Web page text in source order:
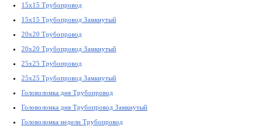
15x15 Трубопровод
15x15 Трубопровод Замкнутый
20x20 Трубопровод
20x20 Трубопровод Замкнутый
25x25 Трубопровод
25x25 Трубопровод Замкнутый
Головоломка дня Трубопровод
Головоломка дня Трубопровод Замкнутый
Головоломка недели Трубопровод